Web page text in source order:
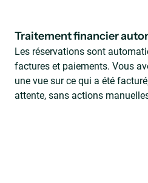
Traitement financier
Les réservations sont
factures et paiements. Vous
une vue sur ce qui a été
attente, sans actions